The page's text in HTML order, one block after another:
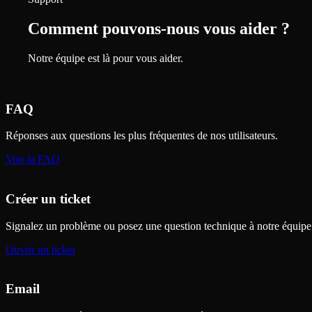
Comment pouvons-nous vous aider ?
Notre équipe est là pour vous aider.
FAQ
Réponses aux questions les plus fréquentes de nos utilisateurs.
Voir la FAQ
Créer un ticket
Signalez un problème ou posez une question technique à notre
Ouvrir un ticket
Email